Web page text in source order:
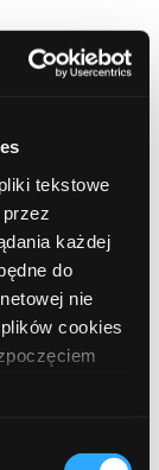
tekstowe
każdej
do
nie
cookies
Next Article